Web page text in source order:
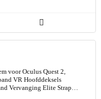
voor Oculus Quest 2,
VR Hoofddeksels
Vervanging Elite Strap…